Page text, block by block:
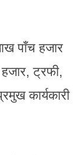
पाँच हजार
ट्रफी,
कार्यकारी